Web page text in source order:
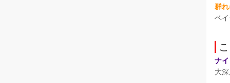
群
ベ
ナ
大